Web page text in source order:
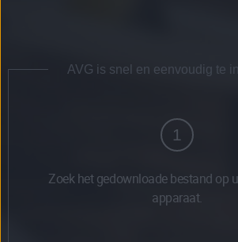
AVG is snel en eenvoudig te
1
Zoek het gedownloade bestand op
apparaat.